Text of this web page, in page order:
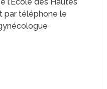
par téléphone le